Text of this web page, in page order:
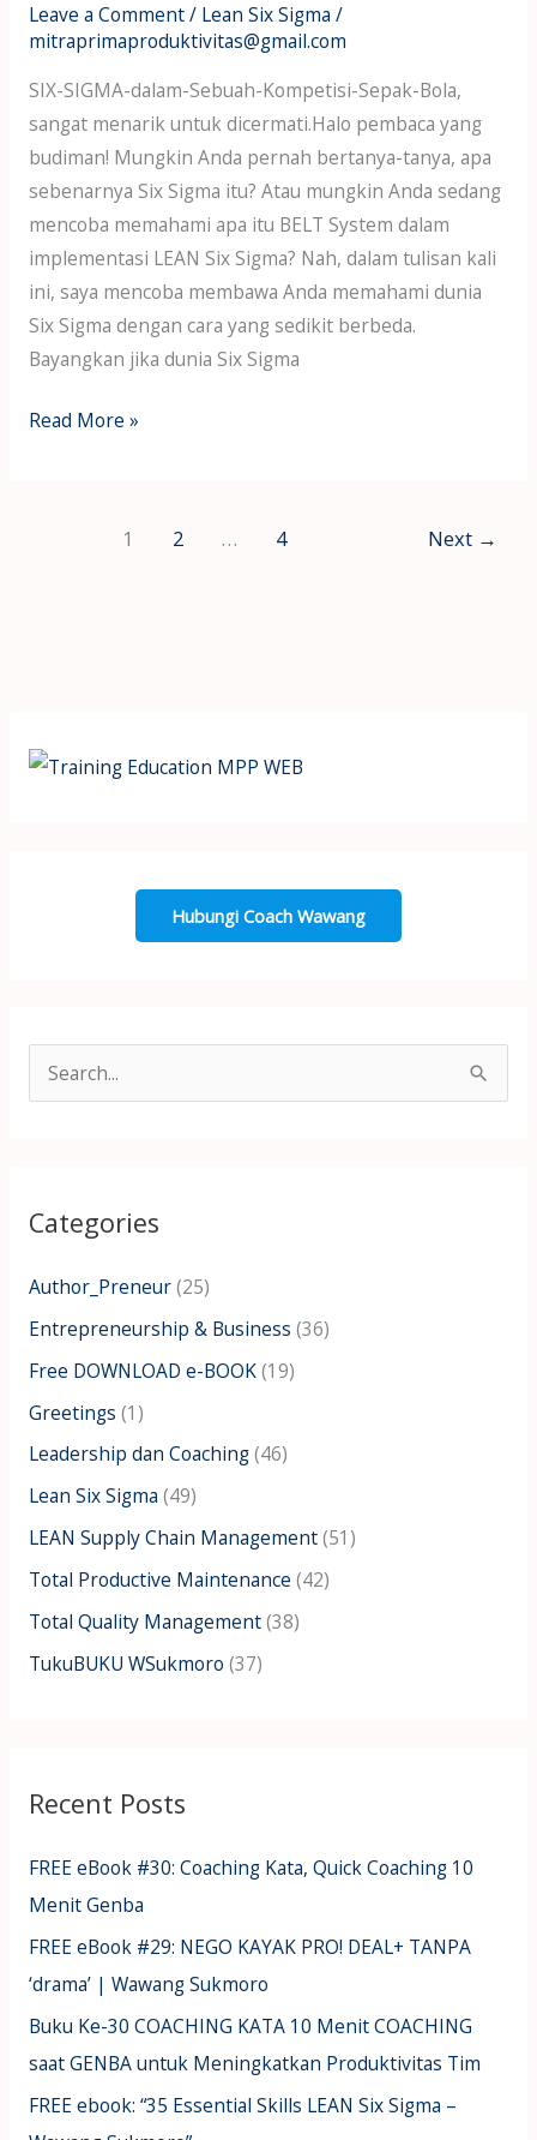
Leave a Comment/ Lean Six Sigma /
mitraprimaproduktivitas@gmail.com
SIX-SIGMA-dalam-Sebuah-Kompetisi-Sepak-Bola,
sangat menarik untuk dicermati.Halo pembaca yang
budiman! Mungkin Anda pernah bertanya-tanya, apa
sebenarnya Six Sigma itu? Atau mungkin Anda sedang
mencoba memahami apa itu BELT System dalam
implementasi LEAN Six Sigma? Nah, dalam tulisan kali
ini, saya mencoba membawa Anda memahami dunia
Six Sigma dengan cara yang sedikit berbeda.
Bayangkan jika dunia Six Sigma
Read More »
1 2 … 4 Next →
Hubungi Coach Wawang
c
f
o
r
:
Categories
Author_Preneur(25)
Entrepreneurship & Business (36)
Free DOWNLOAD e-BOOK(19)
Greetings (1)
Leadership dan Coaching(46)
Lean Six Sigma (49)
LEAN Supply Chain Management(51)
Total Productive Maintenance (42)
Total Quality Management(38)
TukuBUKU WSukmoro (37)
Recent Posts
FREE eBook #30: Coaching Kata, Quick Coaching 10
Menit Genba
FREE eBook #29: NEGO KAYAK PRO! DEAL+ TANPA
‘drama’ | Wawang Sukmoro
Buku Ke-30 COACHING KATA 10 Menit COACHING
saat GENBA untuk Meningkatkan Produktivitas Tim
FREE ebook: “35 Essential Skills LEAN Six Sigma –